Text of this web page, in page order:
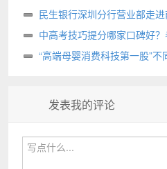
亩 民生银行深圳分行营业部走
阱 中高考技巧提分哪家口碑好
选 “高端母婴消费科技第一股”
发表我的评论